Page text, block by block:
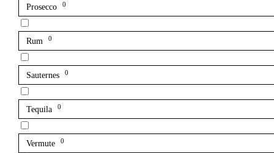
Prosecco 0
Rum 0
Sauternes 0
Tequila 0
Vermute 0